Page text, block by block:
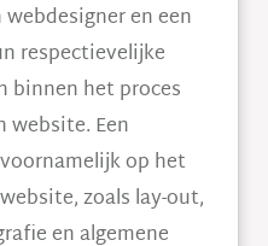
en een
respectievelijke
binnen het proces
website. Een
op het
zoals lay-out,
en algemene